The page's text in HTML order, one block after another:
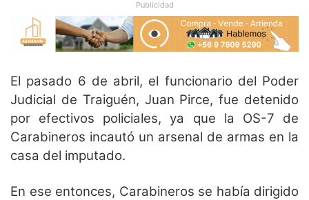
Publicidad
El pasado 6 de abril, el funcionario del Poder
Judicial de Traiguén, Juan Pirce, fue detenido
por efectivos policiales, ya que la OS-7 de
Carabineros incautó un arsenal de armas en la
casa del imputado.
En ese entonces, Carabineros se había dirigido